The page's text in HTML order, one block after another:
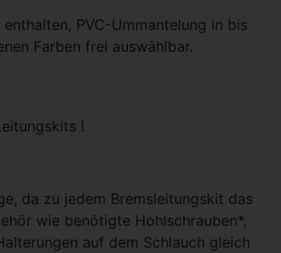
PVC-Ummantelung in bis
Farben frei auswählbar.
!
da zu jedem Bremsleitungskit das
wie benötigte Hohlschrauben*,
auf dem Schlauch gleich